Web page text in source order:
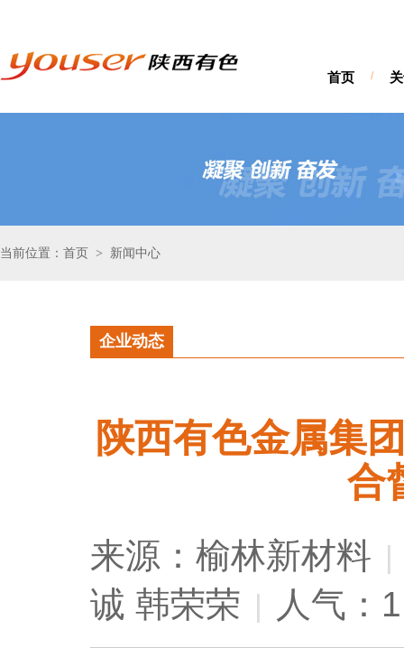
首页 /
当前位置：首页 > 新闻中心
企业动态
陕西有色金属集
合
来源：榆林新材料 |
诚 韩荣荣 | 人气：